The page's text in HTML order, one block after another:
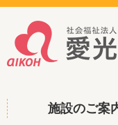
施設のご案